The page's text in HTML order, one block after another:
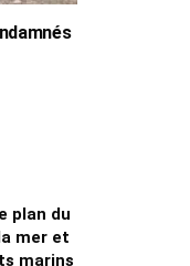
plan du
mer et
marins